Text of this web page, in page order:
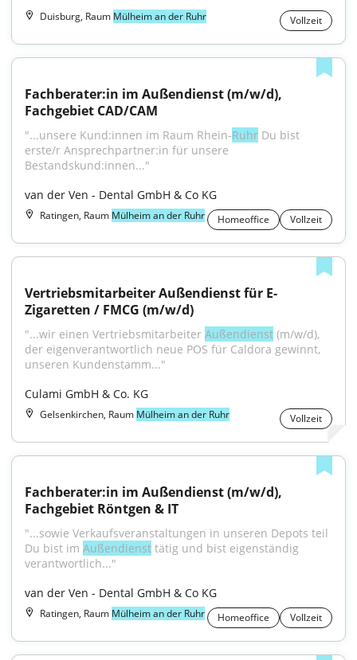
Duisburg, Raum Mülheim an der Ruhr Vollzeit
Fachberater:in im Außendienst (m/w/d),
Fachgebiet CAD/CAM
"...unsere Kund:innen im Raum Rhein-Ruhr Du bist
erste/r Ansprechpartner:in für unsere
Bestandskund:innen..."
van der Ven - Dental GmbH & Co KG
Ratingen, Raum Mülheim an der Ruhr Homeoffice Vollzeit
Vertriebsmitarbeiter Außendienst für E-
Zigaretten / FMCG (m/w/d)
"...wir einen Vertriebsmitarbeiter Außendienst (m/w/d),
der eigenverantwortlich neue POS für Caldora gewinnt,
unseren Kundenstamm..."
Culami GmbH & Co. KG
Gelsenkirchen, Raum Mülheim an der Ruhr Vollzeit
Fachberater:in im Außendienst (m/w/d),
Fachgebiet Röntgen & IT
"...sowie Verkaufsveranstaltungen in unseren Depots teil
Du bist im Außendienst tätig und bist eigenständig
verantwortlich..."
van der Ven - Dental GmbH & Co KG
Ratingen, Raum Mülheim an der Ruhr Homeoffice Vollzeit